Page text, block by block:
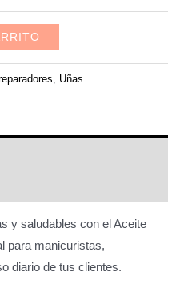
Uñas
y saludables con el Aceite
para manicuristas,
diario de tus clientes.